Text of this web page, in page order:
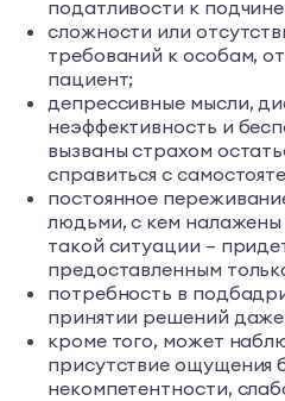
податливости к
сложности или
требований к особам,
пациент;
депрессивные мысли,
неэффективность и
вызваны страхом
справиться с
постоянное
людьми, с кем налажены
такой ситуации –
предоставленным
потребность в
принятии решений
кроме того, может
присутствие ощущения
некомпетентности,